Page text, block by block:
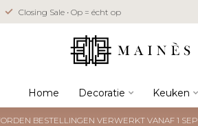
Closing Sale • Op = écht op
Home Decoratie Keuken
BESTELLINGEN VERWERKT VANAF 1